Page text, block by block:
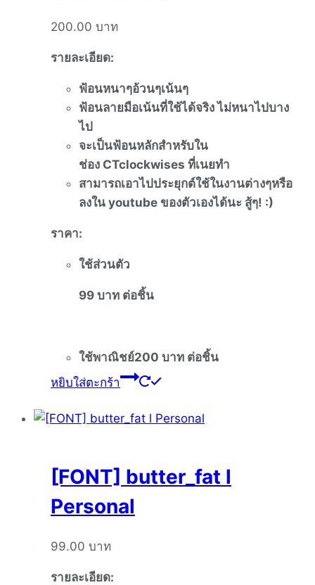
200.00 บาท
รายละเอียด:
ฟ้อนหนาๆอ้วนๆเน้นๆ
ฟ้อนลายมือเน้นที่ใช้ได้จริง ไม่หนาไปบาง
ไป
จะเป็นฟ้อนหลักสำหรับใน
ช่อง CTclockwises ที่เนยทำ
สามารถเอาไปประยุกต์ใช้ในงานต่างๆหรือ
ลงใน youtube ของตัวเองได้นะ สู้ๆ! :)
ราคา:
ใช้ส่วนตัว
99 บาท ต่อชิ้น
ใช้พาณิชย์200 บาท ต่อชิ้น
หยิบใส่ตะกร้า
[FONT] butter_fat l
Personal
99.00 บาท
รายละเอียด: